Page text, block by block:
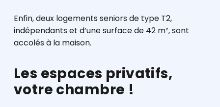
Enfin, deux logements seniors de type T2,
indépendants et d’une surface de 42 m², sont
accolés à la maison.
Les espaces privatifs,
votre chambre !